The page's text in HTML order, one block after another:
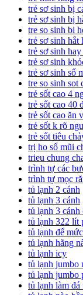
trẻ sơ sinh bị
trẻ sơ sinh bị
tre so sinh bi
trẻ sơ sinh hắt
trẻ sơ sinh
trẻ sơ sinh
trẻ sơ sinh sổ
tre so sinh sot
trẻ sốt cao 4
trẻ sốt cao 40
trẻ sốt cao ăn
trẻ sốt k rõ
trẻ sốt tiêu
trị ho sổ mũi
trieu chung
trình tự các
trình tự mọc
tủ lạnh 2 cánh
tủ lạnh 3 cánh
tủ lạnh 3 cánh
tủ lạnh 322 lít
tủ lạnh để
tủ lạnh hãng
tủ lạnh icy
tủ lạnh jumbo
tủ lạnh jumbo
tủ lạnh làm